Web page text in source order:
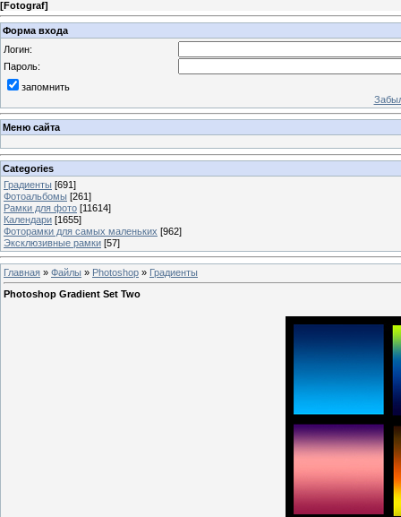
[Fotograf]
Форма входа
Логин:
Пароль:
запомнить
Меню сайта
Categories
Градиенты [691]
Фотоальбомы [261]
Рамки для фото [11614]
Календари [1655]
Фоторамки для самых маленьких [962]
Эксклюзивные рамки [57]
Главная » Файлы » Photoshop » Градиенты
Photoshop Gradient Set Two